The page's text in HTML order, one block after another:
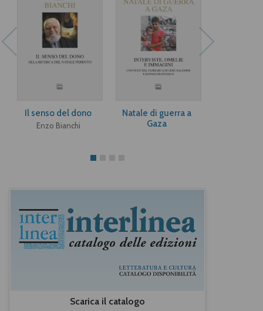
Il senso del dono
Enzo Bianchi
Natale di guerra a
Gaza
Scarica il catalogo